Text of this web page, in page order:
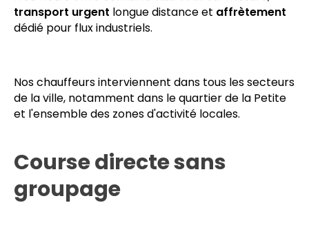
coordonné en temps réel par un centre
d'opérations qui attribue chaque mission au
transport urgent longue distance et
affrètement
dédié pour flux industriels.
de la ville, notamment dans le quartier de la Petite